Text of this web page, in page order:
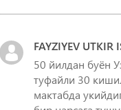
FAYZIYEV UTKIR
50 йилдан буён
туфайли 30
мактабда